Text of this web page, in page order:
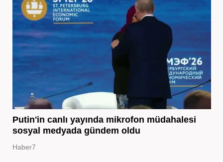
Putin'in canlı yayında mikrofon müdahalesi
sosyal medyada gündem oldu
Haber7